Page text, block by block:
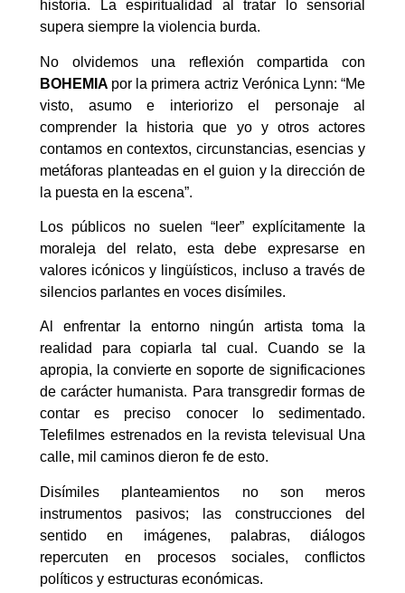
historia. La espiritualidad al tratar lo sensorial
supera siempre la violencia burda.
No olvidemos una reflexión compartida con
BOHEMIA por la primera actriz Verónica Lynn: “Me
visto, asumo e interiorizo el personaje al
comprender la historia que yo y otros actores
contamos en contextos, circunstancias, esencias y
metáforas planteadas en el guion y la dirección de
la puesta en la escena”.
Los públicos no suelen “leer” explícitamente la
moraleja del relato, esta debe expresarse en
valores icónicos y lingüísticos, incluso a través de
silencios parlantes en voces disímiles.
Al enfrentar la entorno ningún artista toma la
realidad para copiarla tal cual. Cuando se la
apropia, la convierte en soporte de significaciones
de carácter humanista. Para transgredir formas de
contar es preciso conocer lo sedimentado.
Telefilmes estrenados en la revista televisual Una
calle, mil caminos dieron fe de esto.
Disímiles planteamientos no son meros
instrumentos pasivos; las construcciones del
sentido en imágenes, palabras, diálogos
repercuten en procesos sociales, conflictos
políticos y estructuras económicas.